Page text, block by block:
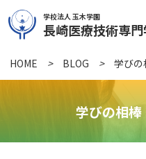
学校法人 玉木学園
長崎医療技術専
学びの相
HOME > BLOG > 学び
学校紹介